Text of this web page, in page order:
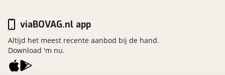
viaBOVAG.nl app
Altijd het meest recente aanbod bij de hand.
Download 'm nu.